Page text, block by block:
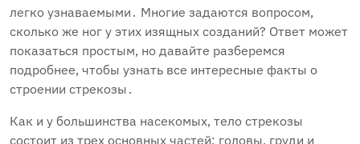
легко узнаваемыми․ Многие задаются вопросом‚
сколько же ног у этих изящных созданий? Ответ может
показаться простым‚ но давайте разберемся
подробнее‚ чтобы узнать все интересные факты о
строении стрекозы․
Как и у большинства насекомых‚ тело стрекозы
состоит из трех основных частей: головы‚ груди и